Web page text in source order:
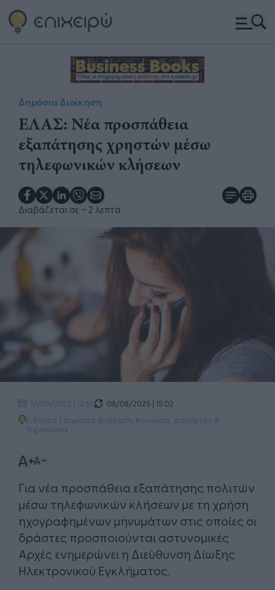
Δημόσια Διοίκηση
ΕΛΑΣ: Νέα προσπάθεια
εξαπάτησης χρηστών μέσω
τηλεφωνικών κλήσεων
Διαβάζεται σε ~ 2 λεπτά
16/09/2022 | 12:56
08/08/2025 | 15:02
Ειδήσεις | Δημόσια Διοίκηση Κοινωνία Διαδίκτυο &
Τεχνολογία
Για νέα προσπάθεια εξαπάτησης πολιτών
μέσω τηλεφωνικών κλήσεων με τη χρήση
ηχογραφημένων μηνυμάτων στις οποίες οι
δράστες προσποιούνται αστυνομικές
Αρχές ενημερώνει η Διεύθυνση Δίωξης
Ηλεκτρονικού Εγκλήματος.​